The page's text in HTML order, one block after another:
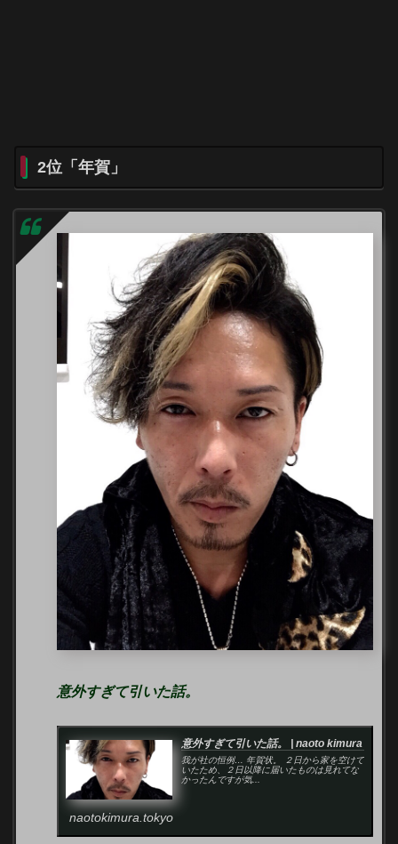
2位「年賀」
意外すぎて引いた話。
意外すぎて引いた話。 | naoto kimura
我が社の恒例… 年賀状。 ２日から家を空けて
いたため、２日以降に届いたものは見れてな
かったんですが気...
naotokimura.tokyo